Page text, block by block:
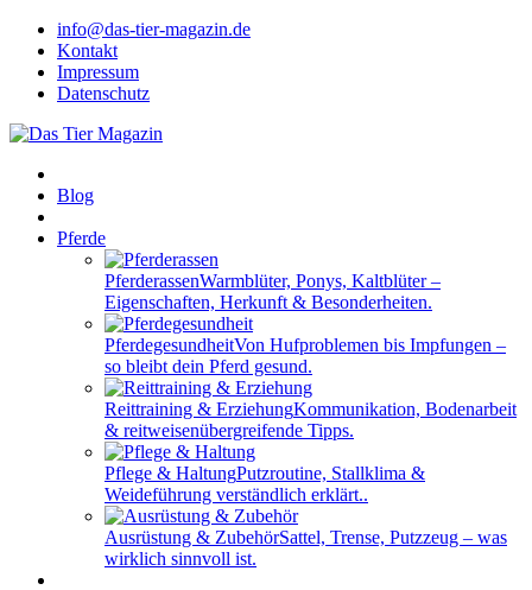
info@das-tier-magazin.de
Kontakt
Impressum
Datenschutz
Blog
Pferde
PferderassenWarmblüter, Ponys, Kaltblüter –
Eigenschaften, Herkunft & Besonderheiten.
PferdegesundheitVon Hufproblemen bis Impfungen –
so bleibt dein Pferd gesund.
Reittraining & ErziehungKommunikation, Bodenarbeit
& reitweisenübergreifende Tipps.
Pflege & HaltungPutzroutine, Stallklima &
Weideführung verständlich erklärt..
Ausrüstung & ZubehörSattel, Trense, Putzzeug – was
wirklich sinnvoll ist.